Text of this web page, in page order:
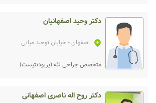
دکتر وحید اصفهانیان
اصفهان- خیابان توحید میانی
متخصص جراحی لثه (پریودنتیست)
دکتر روح اله ناصری اصفهانی